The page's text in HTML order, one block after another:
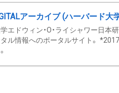
アーカイブ (ハーバード大
エドウィン・O・ライシャワー日本
ル情報へのポータルサイト。